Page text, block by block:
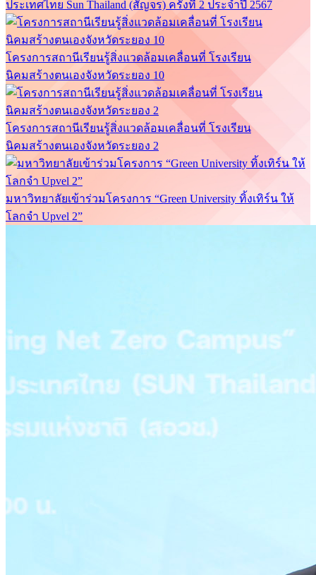
ประเทศไทย Sun Thailand (สัญจร) ครั้งที่ 2 ประจำปี 2567
โครงการสถานีเรียนรู้สิ่งแวดล้อมเคลื่อนที่ โรงเรียน
นิคมสร้างตนเองจังหวัดระยอง 10
โครงการสถานีเรียนรู้สิ่งแวดล้อมเคลื่อนที่ โรงเรียน
นิคมสร้างตนเองจังหวัดระยอง 2
มหาวิทยาลัยเข้าร่วมโครงการ “Green University ทิ้งเทิร์น ให้
โลกจำ Upvel 2”